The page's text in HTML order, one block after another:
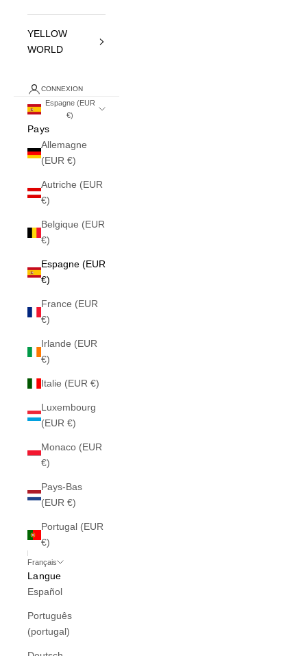
YELLOW
WORLD
CONNEXION
Espagne (EUR
€)
Pays
Allemagne
(EUR €)
Autriche (EUR
€)
Belgique (EUR
€)
Espagne (EUR
€)
France (EUR
€)
Irlande (EUR
€)
Italie (EUR €)
Luxembourg
(EUR €)
Monaco (EUR
€)
Pays-Bas
(EUR €)
Portugal (EUR
€)
Français
Langue
Español
Português
(portugal)